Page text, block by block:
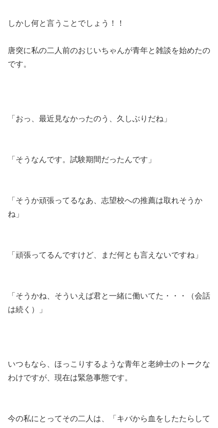
しかし何と言うことでしょう！！
唐突に私の二人前のおじいちゃんが青年と雑談を始めたの
です。
「おっ、最近見なかったのう、久しぶりだね」
「そうなんです。試験期間だったんです」
「そうか頑張ってるなあ、志望校への推薦は取れそうか
ね」
「頑張ってるんですけど、まだ何とも言えないですね」
「そうかね、そういえば君と一緒に働いてた・・・（会話
は続く）」
いつもなら、ほっこりするような青年と老紳士のトークな
わけですが、現在は緊急事態です。
今の私にとってその二人は、「キバから血をしたたらして